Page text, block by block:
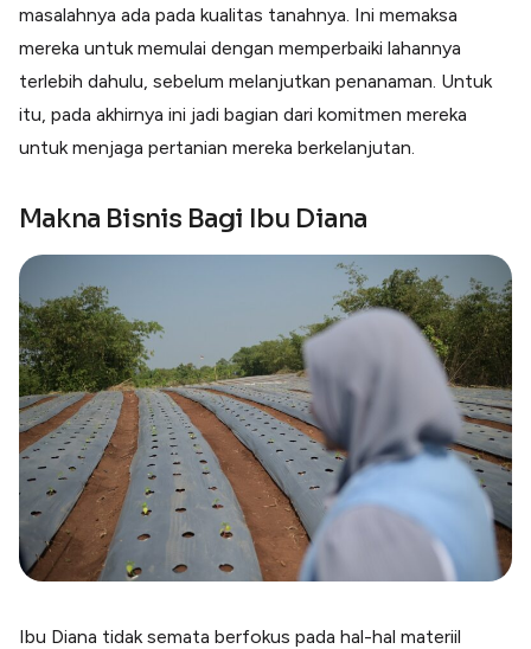
masalahnya ada pada kualitas tanahnya. Ini memaksa
mereka untuk memulai dengan memperbaiki lahannya
terlebih dahulu, sebelum melanjutkan penanaman. Untuk
itu, pada akhirnya ini jadi bagian dari komitmen mereka
untuk menjaga pertanian mereka berkelanjutan.
Makna Bisnis Bagi Ibu Diana
Ibu Diana tidak semata berfokus pada hal-hal materiil